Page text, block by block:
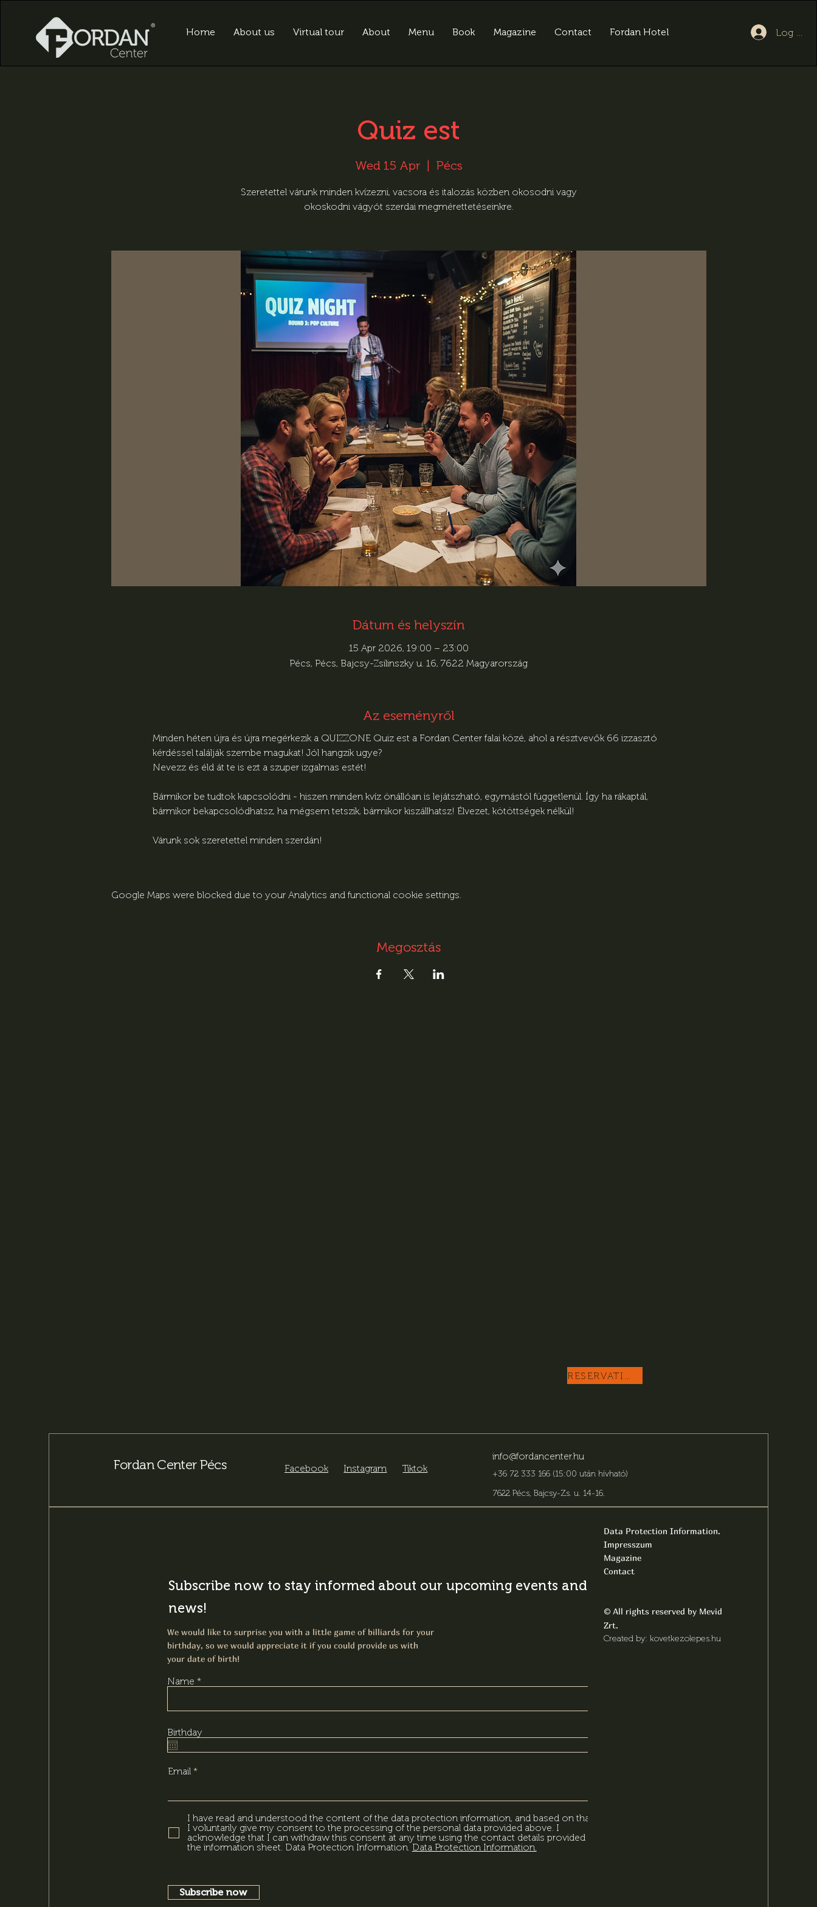
Home About us Virtual tour About Menu Book Magazine Contact Fordan Hotel Log In
Quiz est
Wed 15 Apr
  |
Pécs
Szeretettel várunk minden kvízezni, vacsora és italozás közben okosodni vagy
okoskodni vágyót szerdai megmérettetéseinkre.
Dátum és helyszín
15 Apr 2026, 19:00 – 23:00
Pécs, Pécs, Bajcsy-Zsilinszky u. 16, 7622 Magyarország
Az eseményről
Minden héten újra és újra megérkezik a QUIZZONE Quiz est a Fordan Center falai közé, ahol a résztvevők 66 izzasztó
kérdéssel találják szembe magukat! Jól hangzik ugye?
Nevezz és éld át te is ezt a szuper izgalmas estét!
Bármikor be tudtok kapcsolódni - hiszen minden kvíz önállóan is lejátszható, egymástól függetlenül. Így ha rákaptál,
bármikor bekapcsolódhatsz, ha mégsem tetszik, bármikor kiszállhatsz! Élvezet, kötöttségek nélkül!
Várunk sok szeretettel minden szerdán!
Google Maps were blocked due to your Analytics and functional cookie settings.
Megosztás
Fordan Center Pécs Facebook Instagram Tiktok
info@fordancenter.hu
+36 72 333 166 (15:00 után hívható)
7622 Pécs, Bajcsy-Zs. u. 14-16.
Subscribe now to stay informed about our upcoming events and latest
news!
We would like to surprise you with a little game of billiards for your
birthday, so we would appreciate it if you could provide us with
your date of birth!
Name
Birthday
Email
I have read and understood the content of the data protection information, and based on that,
I voluntarily give my consent to the processing of the personal data provided above. I
acknowledge that I can withdraw this consent at any time using the contact details provided in
the information sheet. Data Protection Information. Data Protection Information.
Subscribe now
Data Protection Information.
Impresszum
Magazine
Contact
©All rights reserved by Mevid
Zrt.
Created by: kovetkezolepes.hu